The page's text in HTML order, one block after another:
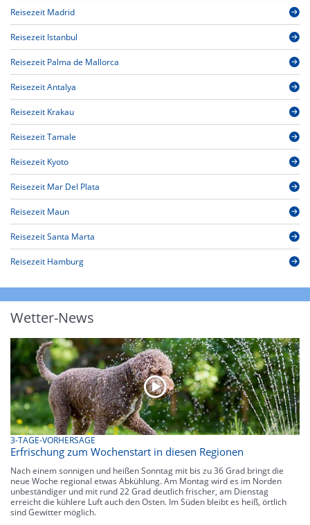
Reisezeit Madrid
Reisezeit Istanbul
Reisezeit Palma de Mallorca
Reisezeit Antalya
Reisezeit Krakau
Reisezeit Tamale
Reisezeit Kyoto
Reisezeit Mar Del Plata
Reisezeit Maun
Reisezeit Santa Marta
Reisezeit Hamburg
Wetter-News
3-TAGE-VORHERSAGE
Erfrischung zum Wochenstart in diesen Regionen
Nach einem sonnigen und heißen Sonntag mit bis zu 36 Grad bringt die
neue Woche regional etwas Abkühlung. Am Montag wird es im Norden
unbeständiger und mit rund 22 Grad deutlich frischer, am Dienstag
erreicht die kühlere Luft auch den Osten. Im Süden bleibt es heiß, örtlich
sind Gewitter möglich.